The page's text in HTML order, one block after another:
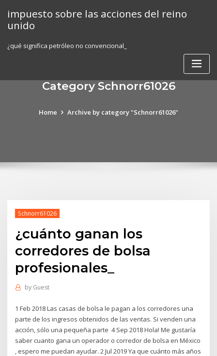
content
impuesto sobre las acciones del reino
unido
¿qué significa petróleo no convencional_
Category Schnorr61026
Home Archive by category "Schnorr61026"
Schnorr61026
¿cuánto ganan los
corredores de bolsa
profesionales_
by Guest
1 Feb 2018 Las casas de bolsa le pagan a los corredores una
parte de los ingresos obtenidos de las ventas. Si venden una
acción, sólo una pequeña parte 4 Sep 2018 Hola! Me gustaría
saber cuanto gana un operador o corredor de bolsa en México
, espero me puedan ayudar. 2 Jul 2019 Ya que cuánto más años